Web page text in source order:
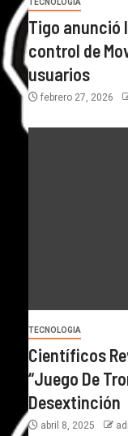
Tigo anunció
control de
usuarios
febrero 27, 2026
TECNOLOGIA
Científicos
“Juego De
Desextinción
abril 8, 2025